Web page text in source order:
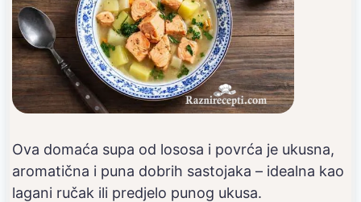
Ova domaća supa od lososa i povrća je ukusna,
aromatična i puna dobrih sastojaka – idealna kao
lagani ručak ili predjelo punog ukusa.